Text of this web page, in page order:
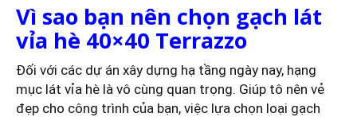
Vì sao bạn nên chọn gạch lát
vỉa hè 40×40 Terrazzo
Đối với các dự án xây dựng hạ tầng ngày nay, hạng
mục lát vỉa hè là vô cùng quan trọng. Giúp tô nên vẻ
đẹp cho công trình của bạn, việc lựa chọn loại gạch